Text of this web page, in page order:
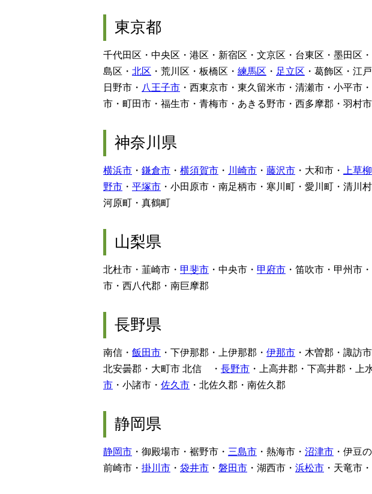
東京都
千代田区・中央区・港区・新宿区・文京区・台東区・墨田区
島区・ 北区 ・荒川区・板橋区・ 練馬区 ・ 足立区 ・葛飾区・江
日野市・ 八王子市 ・西東京市・東久留米市・清瀬市・小平市
市・町田市・福生市・青梅市・あきる野市・西多摩郡・羽村市
神奈川県
横浜市 ・ 鎌倉市 ・ 横須賀市 ・ 川崎市 ・ 藤沢市 ・大和市・ 上草柳
野市 ・ 平塚市 ・小田原市・南足柄市・寒川町・愛川町・清川
河原町・真鶴町
山梨県
北杜市・韮崎市・ 甲斐市 ・中央市・ 甲府市 ・笛吹市・甲州市
市・西八代郡・南巨摩郡
長野県
南信・ 飯田市 ・下伊那郡・上伊那郡・ 伊那市 ・木曽郡・諏訪市
北安曇郡・大町市 北信 ・ 長野市 ・上高井郡・下高井郡・
市 ・小諸市・ 佐久市 ・北佐久郡・南佐久郡
静岡県
静岡市 ・御殿場市・裾野市・ 三島市 ・熱海市・ 沼津市 ・伊豆
前崎市・ 掛川市 ・ 袋井市 ・ 磐田市 ・湖西市・ 浜松市 ・天竜市